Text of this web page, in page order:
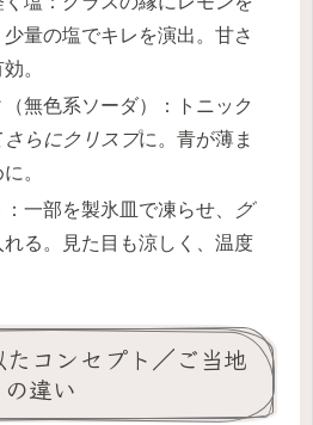
量の塩でキレを演出。甘さ
。
無色系ソーダ）：トニック
さらにクリスプに。青が薄ま
。
一部を製氷皿で凍らせ、
グ
れる。見た目も涼しく、温度
コンセプト／ご当地
違い